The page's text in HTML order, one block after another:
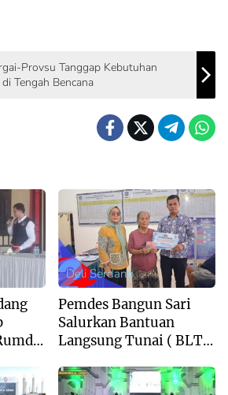
Provsu Tanggap Kebutuhan
Tengah Bencana
Deli Serdang
Pemdes Bangun Sari
Salurkan Bantuan
Langsung Tunai ( BLT